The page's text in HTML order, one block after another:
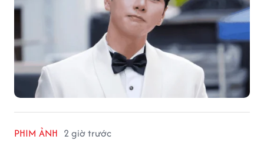
PHIM ẢNH 2 giờ trước